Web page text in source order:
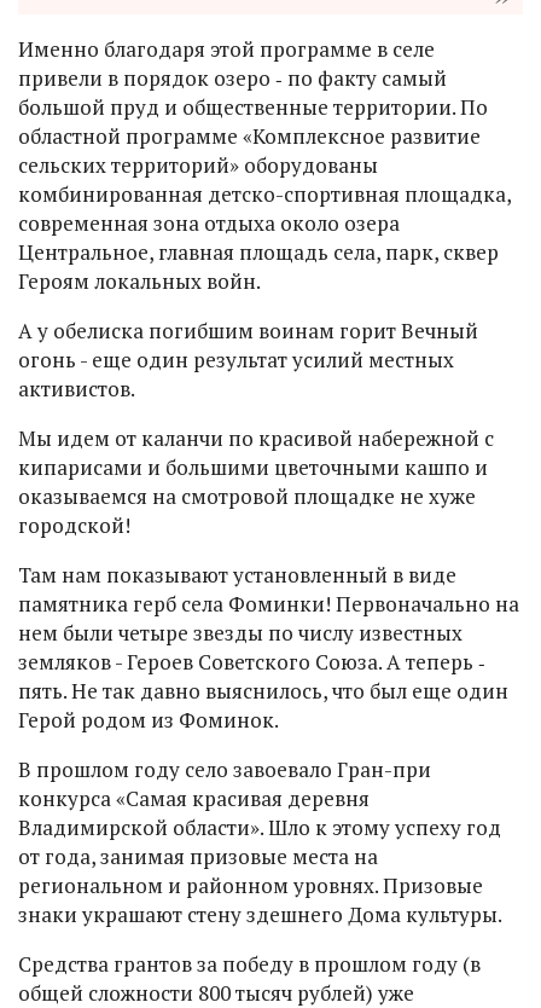
Именно благодаря этой программе в селе
привели в порядок озеро ‑ по факту самый
большой пруд и общественные территории. По
областной программе «Комплексное развитие
сельских территорий» оборудованы
комбинированная детско-спортивная площадка,
современная зона отдыха около озера
Центральное, главная площадь села, парк, сквер
Героям локальных войн.
А у обелиска погибшим воинам горит Вечный
огонь - еще один результат усилий местных
активистов.
Мы идем от каланчи по красивой набережной с
кипарисами и большими цветочными кашпо и
оказываемся на смотровой площадке не хуже
городской!
Там нам показывают установленный в виде
памятника герб села Фоминки! Первоначально на
нем были четыре звезды по числу известных
земляков - Героев Советского Союза. А теперь ‑
пять. Не так давно выяснилось, что был еще один
Герой родом из Фоминок.
В прошлом году село завоевало Гран-при
конкурса «Самая красивая деревня
Владимирской области». Шло к этому успеху год
от года, занимая призовые места на
региональном и районном уровнях. Призовые
знаки украшают стену здешнего Дома культуры.
Средства грантов за победу в прошлом году (в
общей сложности 800 тысяч рублей) уже